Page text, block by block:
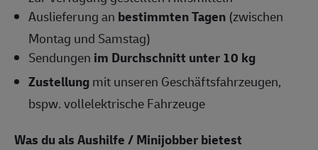
Auslieferung an bestimmten Tagen (zwischen
Montag und Samstag)
Sendungen im Durchschnitt unter 10 kg
Zustellungmit unseren Geschäftsfahrzeugen,
bspw. vollelektrische Fahrzeuge
Was du als Aushilfe / Minijobber bietest